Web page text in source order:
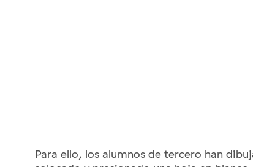
Para ello, los alumnos de tercero han